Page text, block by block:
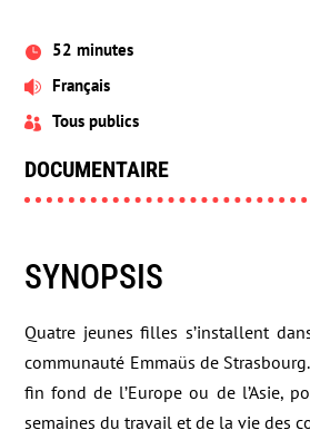
 52 minutes
 Français
 Tous publics
DOCUMENTAIRE
SYNOPSIS
Quatre jeunes filles s’installent
communauté Emmaüs de
fin fond de l’Europe ou de l’Asie,
semaines du travail et de la vie des